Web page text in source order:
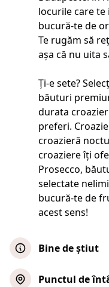
locurile care te
bucură-te de
Te rugăm să
așa că nu uita
Ți-e sete?
băuturi
durata
preferi.
croazieră
croaziere îți
Prosecco,
selectate
bucură-te de
acest sens!
Bine de știut
Copiii sub 6
Punctul de